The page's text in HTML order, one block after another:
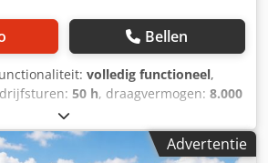
Bellen
volledig functioneel,
50 h, draagvermogen: 8.000
, vrije hefhoogte:
, masttype:triplex, bouwhoogte:
59 kW (80,22 pk) Advertentie